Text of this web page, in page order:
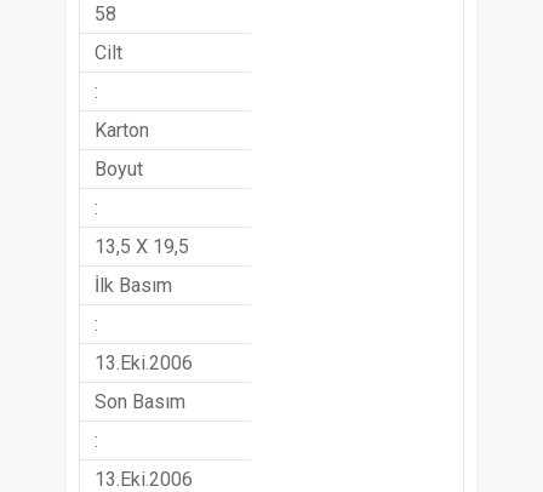
58
Cilt
:
Karton
Boyut
:
13,5 X 19,5
İlk Basım
:
13.Eki.2006
Son Basım
:
13.Eki.2006